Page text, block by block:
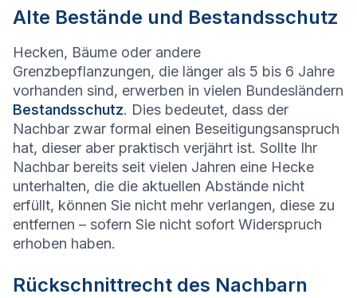
Alte Bestände und Bestandsschutz
Hecken, Bäume oder andere
Grenzbepflanzungen, die länger als 5 bis 6 Jahre
vorhanden sind, erwerben in vielen Bundesländern
Bestandsschutz. Dies bedeutet, dass der
Nachbar zwar formal einen Beseitigungsanspruch
hat, dieser aber praktisch verjährt ist. Sollte Ihr
Nachbar bereits seit vielen Jahren eine Hecke
unterhalten, die die aktuellen Abstände nicht
erfüllt, können Sie nicht mehr verlangen, diese zu
entfernen – sofern Sie nicht sofort Widerspruch
erhoben haben.
Rückschnittrecht des Nachbarn